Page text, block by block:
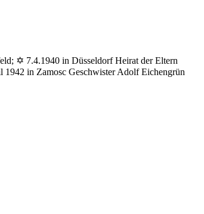
✡ 7.4.1940 in Düsseldorf Heirat der Eltern
in Zamosc Geschwister Adolf Eichengrün